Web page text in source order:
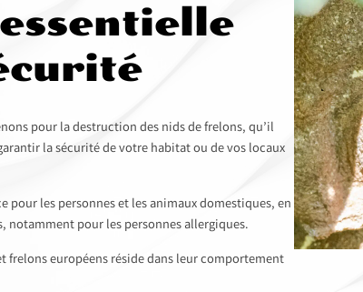
pour la destruction des nids de frelons, qu’il
la sécurité de votre habitat ou de vos locaux
pour les personnes et les animaux domestiques, en
notamment pour les personnes allergiques.
frelons européens réside dans leur comportement